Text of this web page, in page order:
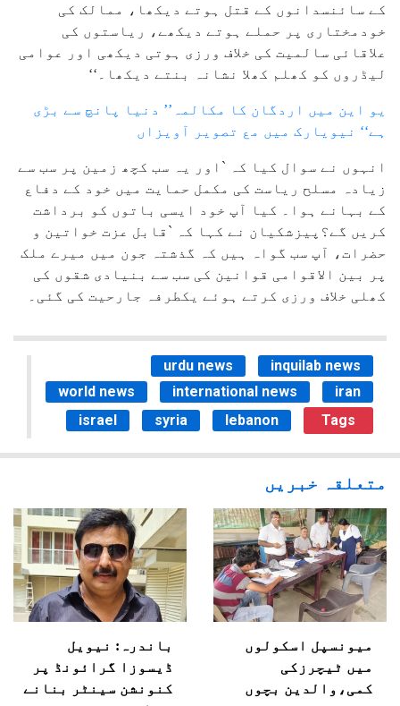
کے سائنسدانوں کے قتل ہوتے دیکھا، ممالک کی
خودمختاری پر حملے ہوتے دیکھے، ریاستوں کی
علاقائی سالمیت کی خلاف ورزی ہوتی دیکھی اور عوامی
لیڈروں کو کھلم کھلا نشانہ بنتے دیکھا۔‘‘
یو این میں اردگان کا مکالمہ’’ دنیا پانچ سے بڑی
ہے‘‘ نیویارک میں مع تصویر آویزاں
انہوں نے سوال کیا کہ `اور یہ سب کچھ زمین پر سب سے
زیادہ مسلح ریاست کی مکمل حمایت میں خود کے دفاع
کے بہانے ہوا۔ کیا آپ خود ایسی باتوں کو برداشت
کریں گے؟پیزشکیان نے کہا کہ `قابل عزت خواتین و
حضرات، آپ سب گواہ ہیں کہ گذشتہ جون میں میرے ملک
پر بین الاقوامی قوانین کی سب سے بنیادی شقوں کی
کھلی خلاف ورزی کرتے ہوئے یکطرفہ جارحیت کی گئی۔
urdu news
inquilab news
world news
international news
iran
israel
syria lebanon Tags
متعلقہ خبریں
میونسپل اسکولوں
میں ٹیچرزکی
کمی،والدین بچوں
باندرہ: نیویل
ڈیسوزا گرائونڈ پر
کنونشن سینٹر بنانے